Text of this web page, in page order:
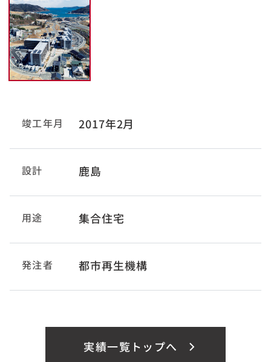
竣工年月 2017年2月
設計 鹿島
用途 集合住宅
発注者 都市再生機構
実績一覧トップへ